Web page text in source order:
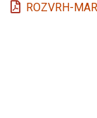
ROZVRH-